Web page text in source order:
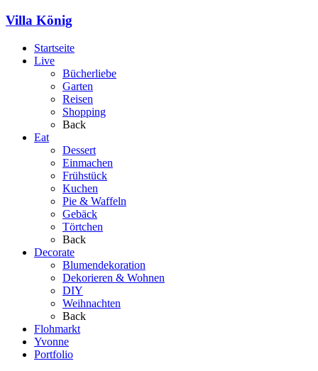
Villa König
Startseite
Live
Bücherliebe
Garten
Reisen
Shopping
Back
Eat
Dessert
Einmachen
Frühstück
Kuchen
Pie & Waffeln
Gebäck
Törtchen
Back
Decorate
Blumendekoration
Dekorieren & Wohnen
DIY
Weihnachten
Back
Flohmarkt
Yvonne
Portfolio